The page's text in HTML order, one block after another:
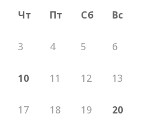
Чт Пт Сб Вс
3 4 5 6
10 11 12 13
17 18 19 20